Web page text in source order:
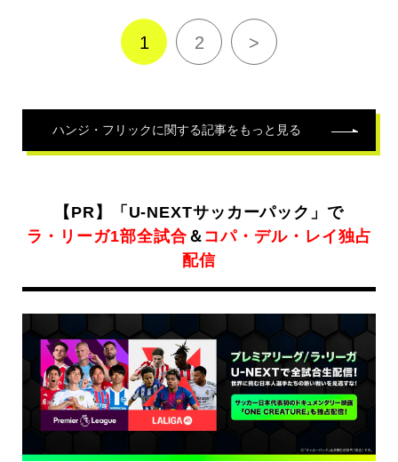
1 2 >
ハンジ・フリックに関する記事をもっと見る
【PR】「U-NEXTサッカーパック」で
ラ・リーガ1部全試合 ＆ コパ・デル・レイ独占
配信